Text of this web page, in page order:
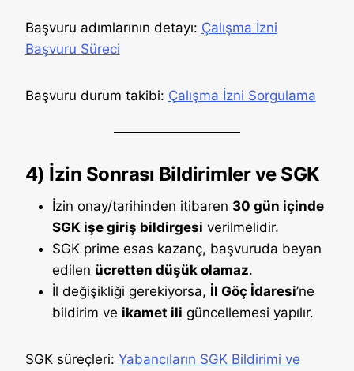
Başvuru adımlarının detayı: Çalışma İzni
Başvuru Süreci
Başvuru durum takibi: Çalışma İzni Sorgulama
4) İzin Sonrası Bildirimler ve SGK
İzin onay/tarihinden itibaren 30 gün içinde
SGK işe giriş bildirgesi verilmelidir.
SGK prime esas kazanç, başvuruda beyan
edilen ücretten düşük olamaz.
İl değişikliği gerekiyorsa, İl Göç İdaresi’ne
bildirim ve ikamet ili güncellemesi yapılır.
SGK süreçleri: Yabancıların SGK Bildirimi ve